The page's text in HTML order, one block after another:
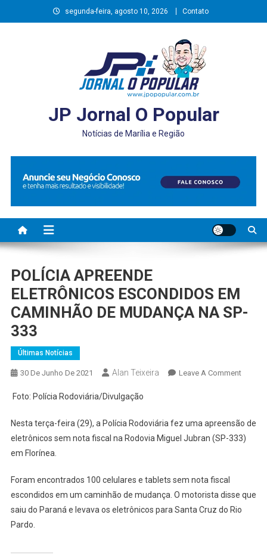
to
segunda-feira, agosto 10, 2026 Contato
JP Jornal O Popular
Notícias de Marília e Região
POLÍCIA APREENDE
ELETRÔNICOS ESCONDIDOS EM
CAMINHÃO DE MUDANÇA NA SP-
333
Últimas Notícias
30 De Junho De 2021 Alan Teixeira Leave A CommentOn
EM
NA
SP-
Foto: Polícia Rodoviária/Divulgação
Nesta terça-feira (29), a Polícia Rodoviária fez uma apreensão de
eletrônicos sem nota fiscal na Rodovia Miguel Jubran (SP-333)
em Florínea.
Foram encontrados 100 celulares e tablets sem nota fiscal
escondidos em um caminhão de mudança. O motorista disse que
saiu do Paraná e levava os eletrônicos para Santa Cruz do Rio
Pardo.